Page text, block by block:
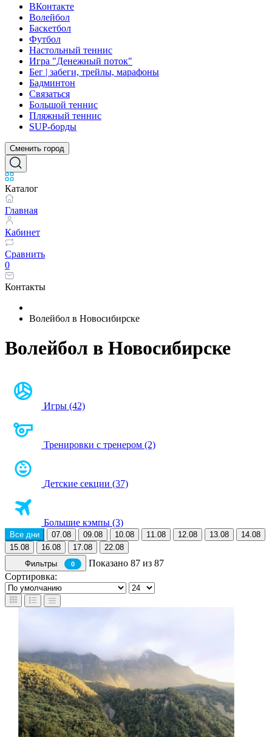
ВКонтакте
Волейбол
Баскетбол
Футбол
Настольный теннис
Игра "Денежный поток"
Бег | забеги, трейлы, марафоны
Бадминтон
Связаться
Большой теннис
Пляжный теннис
SUP-борды
Сменить город
Каталог
Главная
Кабинет
Сравнить
0
Контакты
Волейбол в Новосибирске
Волейбол в Новосибирске
Игры (42)
Тренировки с тренером (2)
Детские секции (37)
Большие кэмпы (3)
Все дни 07.08 09.08 10.08 11.08 12.08 13.08
14.08
15.08
16.08 17.08
22.08
Фильтры
0
Показано 87 из 87
Сортировка: